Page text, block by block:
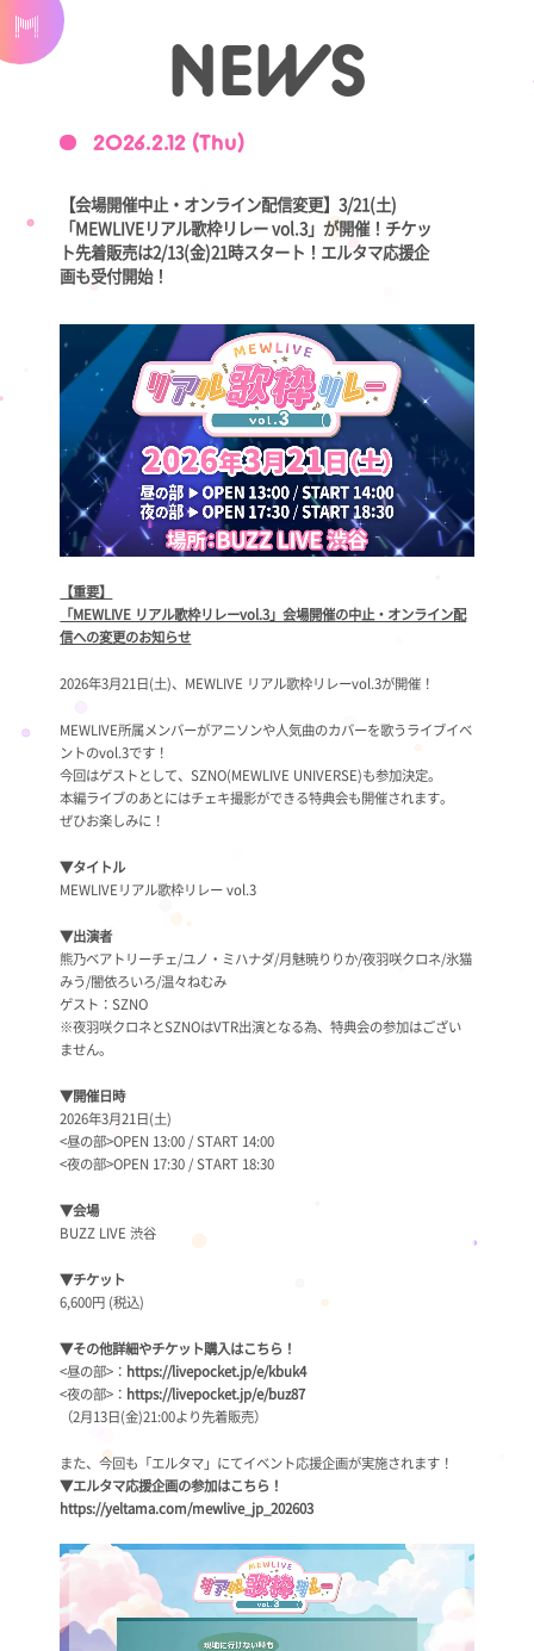
NEWS
2026.2.12 (Thu)
【会場開催中止・オンライン配信変更】3/21(土)
「MEWLIVEリアル歌枠リレー vol.3」が開催！チケッ
ト先着販売は2/13(金)21時スタート！エルタマ応援企
画も受付開始！
【重要】
「MEWLIVE リアル歌枠リレーvol.3」会場開催の中止・オンライン配
信への変更のお知らせ
2026年3月21日(土)、MEWLIVE リアル歌枠リレーvol.3が開催！
MEWLIVE所属メンバーがアニソンや人気曲のカバーを歌うライブイベ
ントのvol.3です！
今回はゲストとして、SZNO(MEWLIVE UNIVERSE)も参加決定。
本編ライブのあとにはチェキ撮影ができる特典会も開催されます。
ぜひお楽しみに！
▼タイトル
MEWLIVEリアル歌枠リレー vol.3
▼出演者
熊乃ベアトリーチェ/ユノ・ミハナダ/月魅暁りりか/夜羽咲クロネ/氷猫
みう/闇依ろいろ/温々ねむみ
ゲスト：SZNO
※夜羽咲クロネとSZNOはVTR出演となる為、特典会の参加はござい
ません。
▼開催日時
2026年3月21日(土)
<昼の部>OPEN 13:00 / START 14:00
<夜の部>OPEN 17:30 / START 18:30
▼会場
BUZZ LIVE 渋谷
▼チケット
6,600円 (税込)
▼その他詳細やチケット購入はこちら！
<昼の部>： https://livepocket.jp/e/kbuk4
<夜の部>： https://livepocket.jp/e/buz87
（2月13日(金)21:00より先着販売）
また、今回も「エルタマ」にてイベント応援企画が実施されます！
▼エルタマ応援企画の参加はこちら！
https://yeltama.com/mewlive_jp_202603